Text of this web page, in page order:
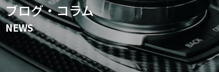
ブログ・コラム
NEWS